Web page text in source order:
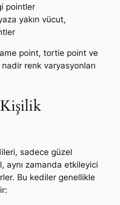
pointler
yakın vücut,
point, tortie point ve
renk varyasyonları
sadece güzel
aynı zamanda etkileyici
Bu kediler genellikle